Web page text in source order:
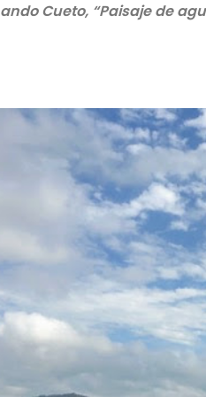
Cueto, “Paisaje de